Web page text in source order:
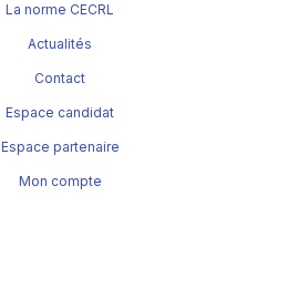
La norme CECRL
Actualités
Contact
Espace candidat
Espace partenaire
Mon compte